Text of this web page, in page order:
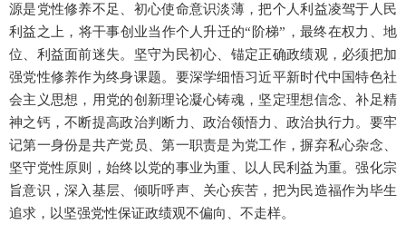
源是党性修养不足、初心使命意识淡薄，把个人利益凌驾于人民
利益之上，将干事创业当作个人升迁的“阶梯”，最终在权力、地
位、利益面前迷失。坚守为民初心、锚定正确政绩观，必须把加
强党性修养作为终身课题。要深学细悟习近平新时代中国特色社
会主义思想，用党的创新理论凝心铸魂，坚定理想信念、补足精
神之钙，不断提高政治判断力、政治领悟力、政治执行力。要牢
记第一身份是共产党员、第一职责是为党工作，摒弃私心杂念、
坚守党性原则，始终以党的事业为重、以人民利益为重。强化宗
旨意识，深入基层、倾听呼声、关心疾苦，把为民造福作为毕生
追求，以坚强党性保证政绩观不偏向、不走样。